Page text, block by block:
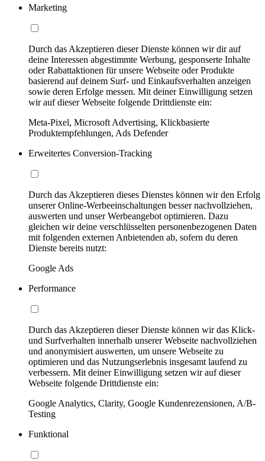
Marketing
Durch das Akzeptieren dieser Dienste können wir dir auf
deine Interessen abgestimmte Werbung, gesponserte Inhalte
oder Rabattaktionen für unsere Webseite oder Produkte
basierend auf deinem Surf- und Einkaufsverhalten anzeigen
sowie deren Erfolge messen. Mit deiner Einwilligung setzen
wir auf dieser Webseite folgende Drittdienste ein:
Meta-Pixel, Microsoft Advertising, Klickbasierte
Produktempfehlungen, Ads Defender
Erweitertes Conversion-Tracking
Durch das Akzeptieren dieses Dienstes können wir den Erfolg
unserer Online-Werbeeinschaltungen besser nachvollziehen,
auswerten und unser Werbeangebot optimieren. Dazu
gleichen wir deine verschlüsselten personenbezogenen Daten
mit folgenden externen Anbietenden ab, sofern du deren
Dienste bereits nutzt:
Google Ads
Performance
Durch das Akzeptieren dieser Dienste können wir das Klick-
und Surfverhalten innerhalb unserer Webseite nachvollziehen
und anonymisiert auswerten, um unsere Webseite zu
optimieren und das Nutzungserlebnis insgesamt laufend zu
verbessern. Mit deiner Einwilligung setzen wir auf dieser
Webseite folgende Drittdienste ein:
Google Analytics, Clarity, Google Kundenrezensionen, A/B-
Testing
Funktional